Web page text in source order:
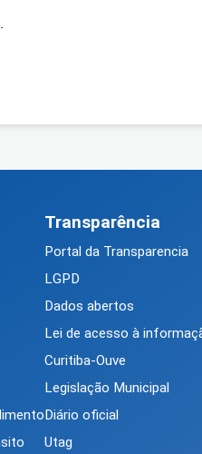
Transparência
Portal da Transparencia
LGPD
Dados abertos
Lei de acesso à
Curitiba-Ouve
Legislação Municipal
Diário oficial
Utag